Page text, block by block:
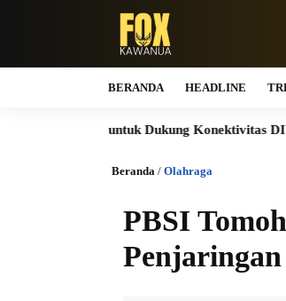
BERANDA HEADLINE
untuk Dukung Konektivitas DIY Bukti
Beranda / Olahraga
PBSI